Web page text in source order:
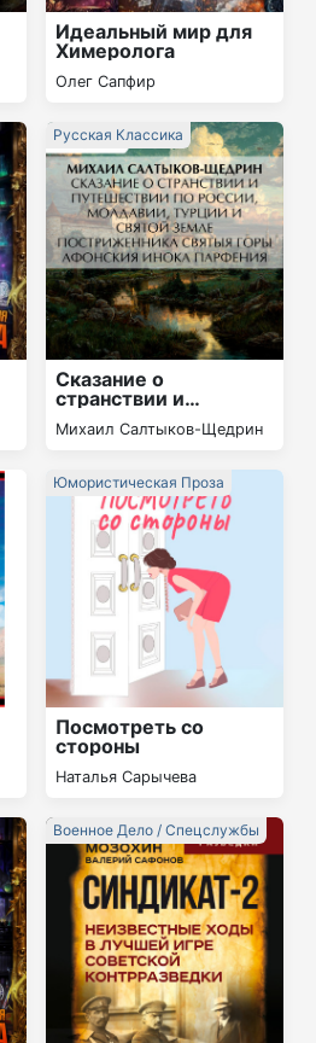
Идеальный мир для
Химеролога
Олег Сапфир
Сказание о
странствии и
путешествии по
России, Молдавии,
Земле
постриженника
Святыя Горы
Афонския Инока
Парфения
Михаил Салтыков-Щедрин
Русская Классика
Посмотреть со
стороны
Наталья Сарычева
Юмористическая Проза
Военное Дело / Спецслужбы